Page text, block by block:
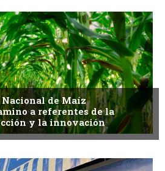
de Maíz
a referentes de la
y la innovación